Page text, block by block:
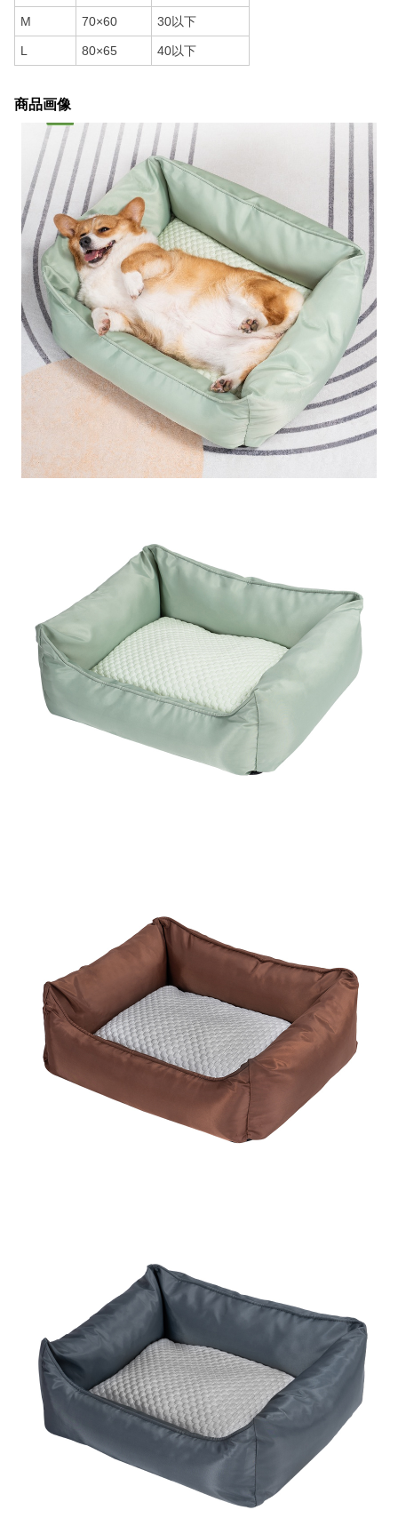
M 70×60 30以下
L 80×65 40以下
商品画像